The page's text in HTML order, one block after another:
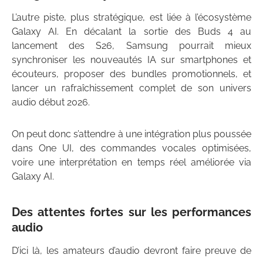
L’autre piste, plus stratégique, est liée à l’écosystème
Galaxy AI. En décalant la sortie des Buds 4 au
lancement des S26, Samsung pourrait mieux
synchroniser les nouveautés IA sur smartphones et
écouteurs, proposer des bundles promotionnels, et
lancer un rafraîchissement complet de son univers
audio début 2026.
On peut donc s’attendre à une intégration plus poussée
dans One UI, des commandes vocales optimisées,
voire une interprétation en temps réel améliorée via
Galaxy AI.
Des attentes fortes sur les performances
audio
D’ici là, les amateurs d’audio devront faire preuve de